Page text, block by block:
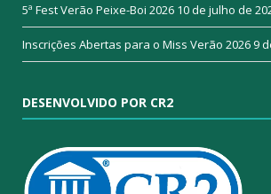
5ª Fest Verão Peixe-Boi 2026 10 de julho de
Inscrições Abertas para o Miss Verão 20269
DESENVOLVIDO POR CR2